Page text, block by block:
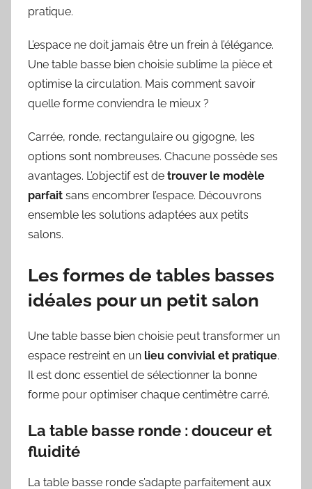
pratique.
L’espace ne doit jamais être un frein à l’élégance.
Une table basse bien choisie sublime la pièce et
optimise la circulation. Mais comment savoir
quelle forme conviendra le mieux ?
Carrée, ronde, rectangulaire ou gigogne, les
options sont nombreuses. Chacune possède ses
avantages. L’objectif est de trouver le modèle
parfait sans encombrer l’espace. Découvrons
ensemble les solutions adaptées aux petits
salons.
Les formes de tables basses
idéales pour un petit salon
Une table basse bien choisie peut transformer un
espace restreint en un lieu convivial et pratique.
Il est donc essentiel de sélectionner la bonne
forme pour optimiser chaque centimètre carré.
La table basse ronde : douceur et
fluidité
La table basse ronde s’adapte parfaitement aux